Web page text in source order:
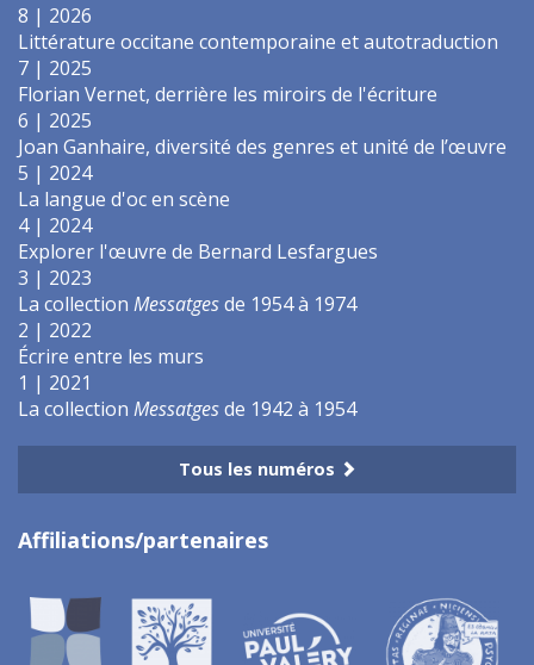
8 | 2026
Littérature occitane contemporaine et autotraduction
7 | 2025
Florian Vernet, derrière les miroirs de l'écriture
6 | 2025
Joan Ganhaire, diversité des genres et unité de l’œuvre
5 | 2024
La langue d'oc en scène
4 | 2024
Explorer l'œuvre de Bernard Lesfargues
3 | 2023
La collection Messatgesde 1954 à 1974
2 | 2022
Écrire entre les murs
1 | 2021
La collection Messatgesde 1942 à 1954
Tous les numéros
Affiliations/partenaires